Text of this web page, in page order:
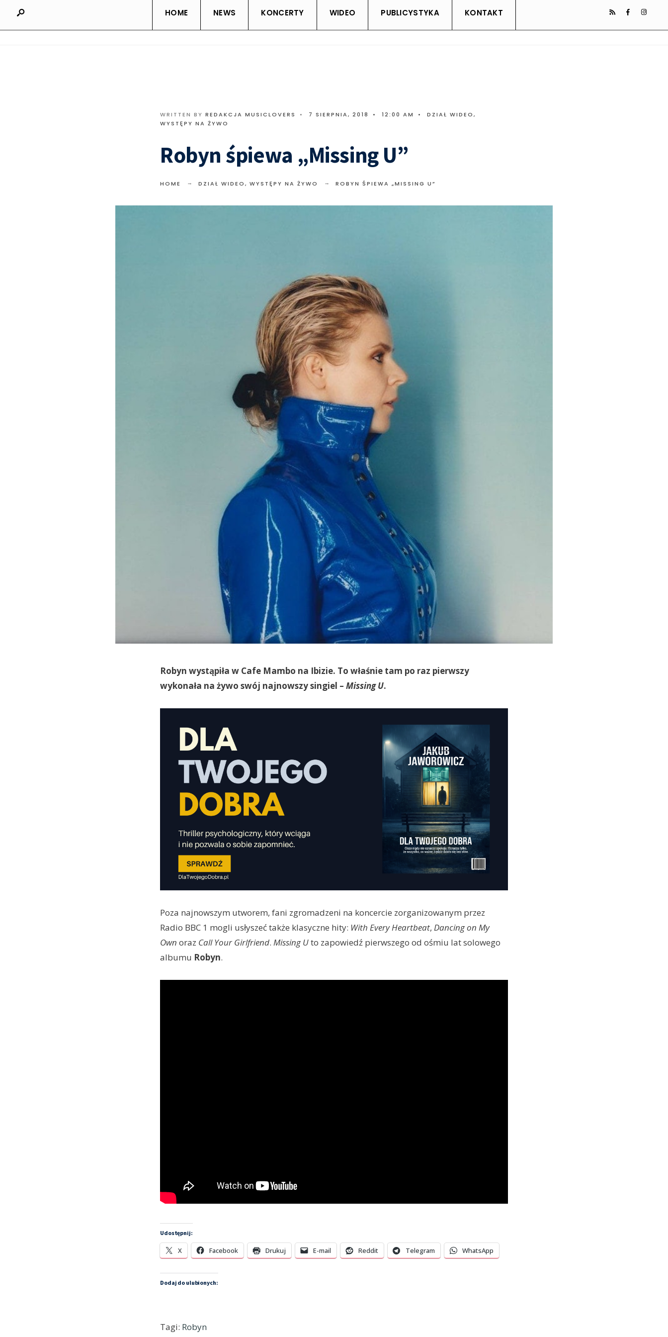
HOME NEWS KONCERTY WIDEO PUBLICYSTYKA KONTAKT
WRITTEN BY REDAKCJA MUSICLOVERS • 7 SIERPNIA, 2018 • 12:00 AM • DZIAŁ WIDEO,
WYSTĘPY NA ŻYWO
Robyn śpiewa „Missing U”
HOME DZIAŁ WIDEO, WYSTĘPY NA ŻYWO ROBYN ŚPIEWA „MISSING U”
Robyn wystąpiła w Cafe Mambo na Ibizie. To właśnie tam po raz pierwszy
wykonała na żywo swój najnowszy singiel – Missing U.
Poza najnowszym utworem, fani zgromadzeni na koncercie zorganizowanym przez
Radio BBC 1 mogli usłyszeć także klasyczne hity: With Every Heartbeat, Dancing on My
Own oraz Call Your Girlfriend. Missing Uto zapowiedź pierwszego od ośmiu lat solowego
albumu Robyn.
Udostępnij:
X Facebook Drukuj E-mail Reddit Telegram WhatsApp
Dodaj do ulubionych:
Tagi: Robyn